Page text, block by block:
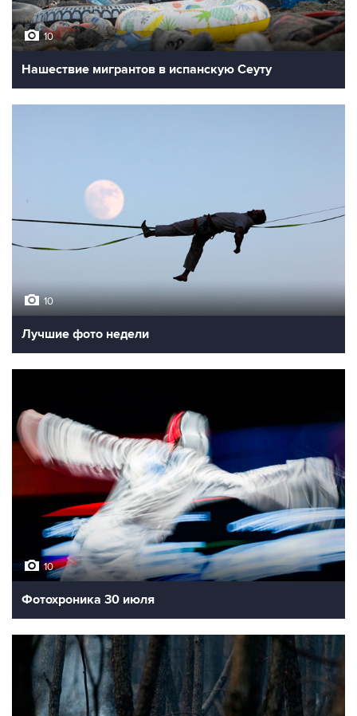
10
Нашествие мигрантов в испанскую Сеуту
10
Лучшие фото недели
10
Фотохроника 30 июля